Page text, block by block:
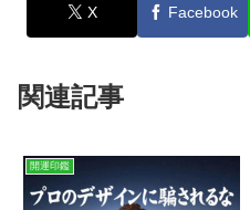
X Facebook
関連記事
開運印鑑